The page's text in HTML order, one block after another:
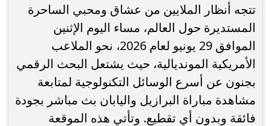
تتجه أنظار الملايين من عشاق ومحبي الساحرة
المستديرة حول العالم، مساء اليوم الإثنين
الموافق 29 يونيو لعام 2026، نحو الملاعب
الأمريكية المونديالية، حيث يشتعل البحث الرقمي
بجنون عن أسرع الوسائل التكنولوجية لمتابعة
مشاهدة مباراة البرازيل واليابان بث مباشر بجودة
فائقة وبدون أي تقطيع. وتأتي هذه الموقعة